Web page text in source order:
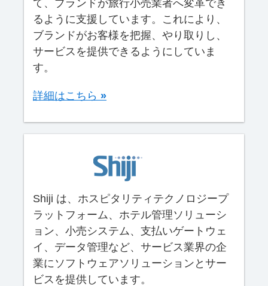
て、ブランドが旅行小売業者へ変革でき
るように支援しています。これにより、
ブランドがお客様を把握、やり取りし、
サービスを提供できるようにしていま
す。
詳細はこちら »
Shiji は、ホスピタリティテクノロジープ
ラットフォーム、ホテル管理ソリューシ
ョン、小売システム、支払いゲートウェ
イ、データ管理など、サービス業界の企
業にソフトウェアソリューションとサー
ビスを提供しています。